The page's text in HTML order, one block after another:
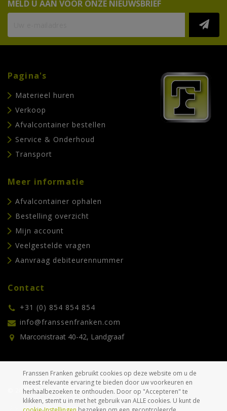
MELD U AAN VOOR ONZE NIEUWSBRIEF
Pagina's
Materieel huren
Verkoop
Afvalcontainer bestellen
Service & Onderhoud
Transport
Meer informatie
Afvalcontainer ophalen
Bestelling overzicht
Mijn account
Veelgestelde vragen
Aanvraag debiteurennummer
Contact
+31 (0) 854 854 854
info@franssenfranken.com
Marconistraat 40-42, Landgraaf
© 2026 Franssen Franken. Alle rechten voorbehouden.
Disclaimer
Privacyverklaring Algemene voorwaarden
Franssen Franken gebruikt cookies op deze website om u de
meest relevante ervaring te bieden door uw voorkeuren en
herhaalbezoeken te onthouden. Door op "Accepteren" te
klikken, stemt u in met het gebruik van ALLE cookies. U kunt de